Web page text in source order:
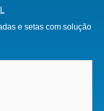
e setas com solução